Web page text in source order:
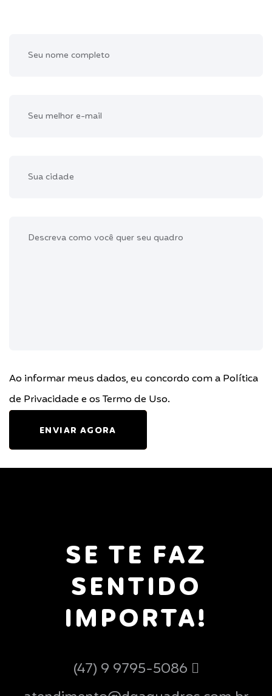
Ao informar meus dados, eu concordo com a Política
de Privacidade e os Termo de Uso.
ENVIAR AGORA
SE TE FAZ
SENTIDO
IMPORTA!
(47) 9 9795-5086